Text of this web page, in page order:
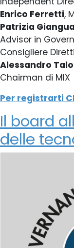
Enrico Ferretti,
Patrizia
Advisor in
Consigliere
Alessandro
Chairman di MIX
Per registrarti
Il board
delle